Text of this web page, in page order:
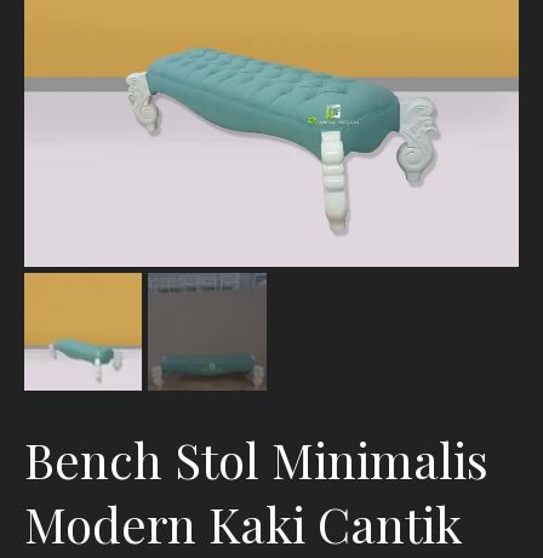
Bench Stol Minimalis
Modern Kaki Cantik